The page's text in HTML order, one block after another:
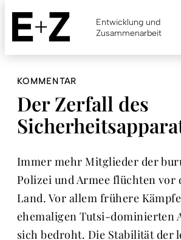
Skip
main
content
Entwicklung und
Zusammenarbeit
KOMMENTAR
Der Zerfall des
Immer mehr Mitglieder der
Polizei und Armee flüchten vor
Land. Vor allem frühere
ehemaligen Tutsi-dominierten
sich bedroht. Die Stabilität der